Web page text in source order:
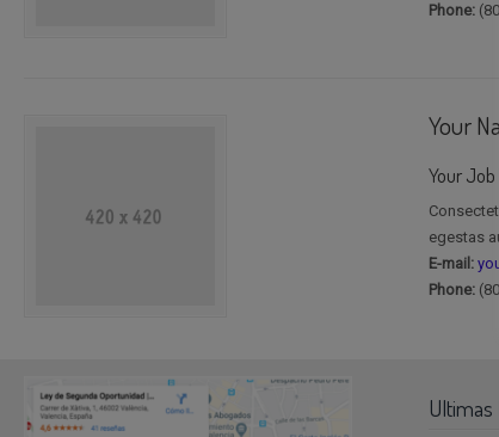
Phone:
Your
Your Job
egestas
E-mail:
Phone:
Ultimas